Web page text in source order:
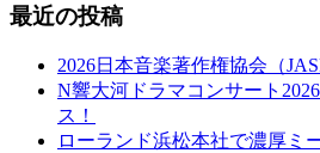
最近の投稿
2026日本音楽著作権協会（
N響大河ドラマコンサート
ス！
ローランド浜松本社で濃厚ミ